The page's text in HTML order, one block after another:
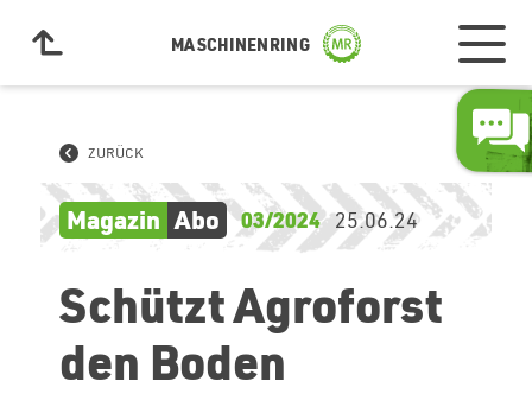
MASCHINENRING
ZURÜCK
Magazin Abo 03/2024 25.06.24
Schützt Agroforst
den Boden